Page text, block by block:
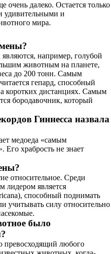
очень далеко. Остается только
удивительными и
мира.
например, голубой
животным на планете,
до 200 тонн. Самым
гепард, способный
коротких дистанциях. Самым
бородавочник, который
Гиннесса назвала
медоеда «самым
храбрость не знает
относительное. Среди
является
способный поднимать
учитывать силу относительно
было
превосходящий любого